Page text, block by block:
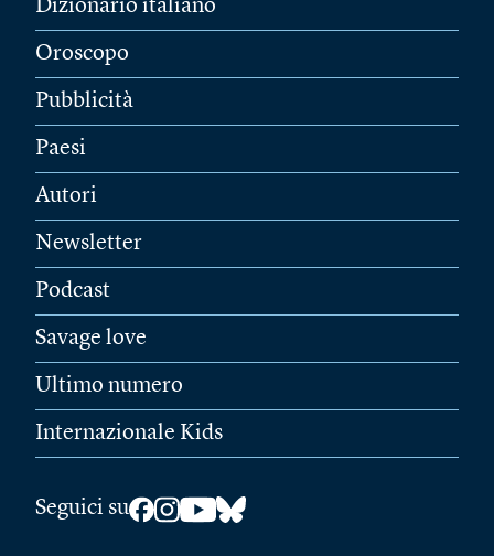
Dizionario italiano
Oroscopo
Pubblicità
Paesi
Autori
Newsletter
Podcast
Savage love
Ultimo numero
Internazionale Kids
Seguici su